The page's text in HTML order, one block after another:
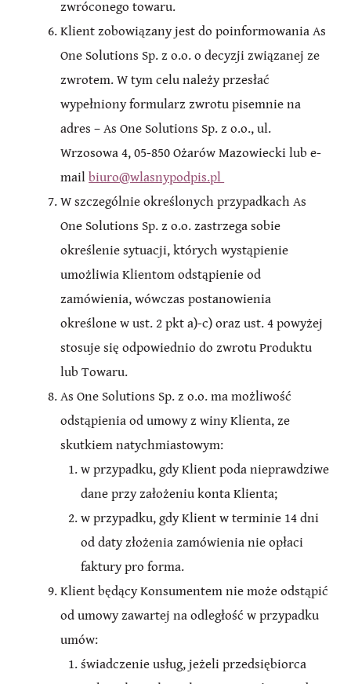
zwróconego towaru.
Klient zobowiązany jest do poinformowania As
One Solutions Sp. z o.o. o decyzji związanej ze
zwrotem. W tym celu należy przesłać
wypełniony formularz zwrotu pisemnie na
adres – As One Solutions Sp. z o.o., ul.
Wrzosowa 4, 05-850 Ożarów Mazowiecki lub e-
mailbiuro@wlasnypodpis.pl
W szczególnie określonych przypadkach As
One Solutions Sp. z o.o. zastrzega sobie
określenie sytuacji, których wystąpienie
umożliwia Klientom odstąpienie od
zamówienia, wówczas postanowienia
określone w ust. 2 pkt a)-c) oraz ust. 4 powyżej
stosuje się odpowiednio do zwrotu Produktu
lub Towaru.
As One Solutions Sp. z o.o. ma możliwość
odstąpienia od umowy z winy Klienta, ze
skutkiem natychmiastowym:
w przypadku, gdy Klient poda nieprawdziwe
dane przy założeniu konta Klienta;
w przypadku, gdy Klient w terminie 14 dni
od daty złożenia zamówienia nie opłaci
faktury pro forma.
Klient będący Konsumentem nie może odstąpić
od umowy zawartej na odległość w przypadku
umów:
świadczenie usług, jeżeli przedsiębiorca